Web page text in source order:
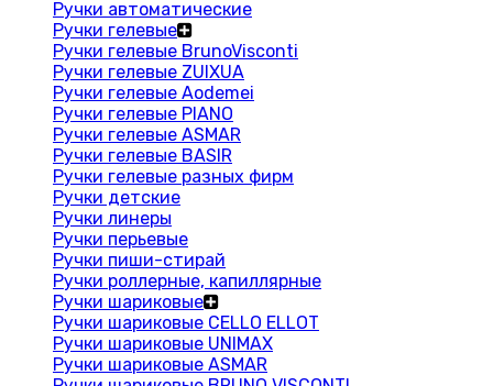
Ручки автоматические
Ручки гелевые
Ручки гелевые BrunoVisconti
Ручки гелевые ZUIXUA
Ручки гелевые Aodemei
Ручки гелевые PIANO
Ручки гелевые ASMAR
Ручки гелевые BASIR
Ручки гелевые разных фирм
Ручки детские
Ручки линеры
Ручки перьевые
Ручки пиши-стирай
Ручки роллерные, капиллярные
Ручки шариковые
Ручки шариковые CELLO ELLOT
Ручки шариковые UNIMAX
Ручки шариковые ASMAR